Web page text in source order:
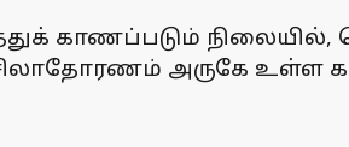
காணப்படும் நிலையில்,
அருகே உள்ள